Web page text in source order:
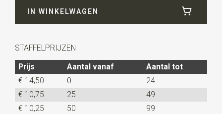
Lengte6 cm
IN WINKELWAGEN
STAFFELPRIJZEN
Prijs
Aantal vanaf
Aantal tot
€ 14,50
0
24
€ 10,75
25
49
€ 10,25
50
99